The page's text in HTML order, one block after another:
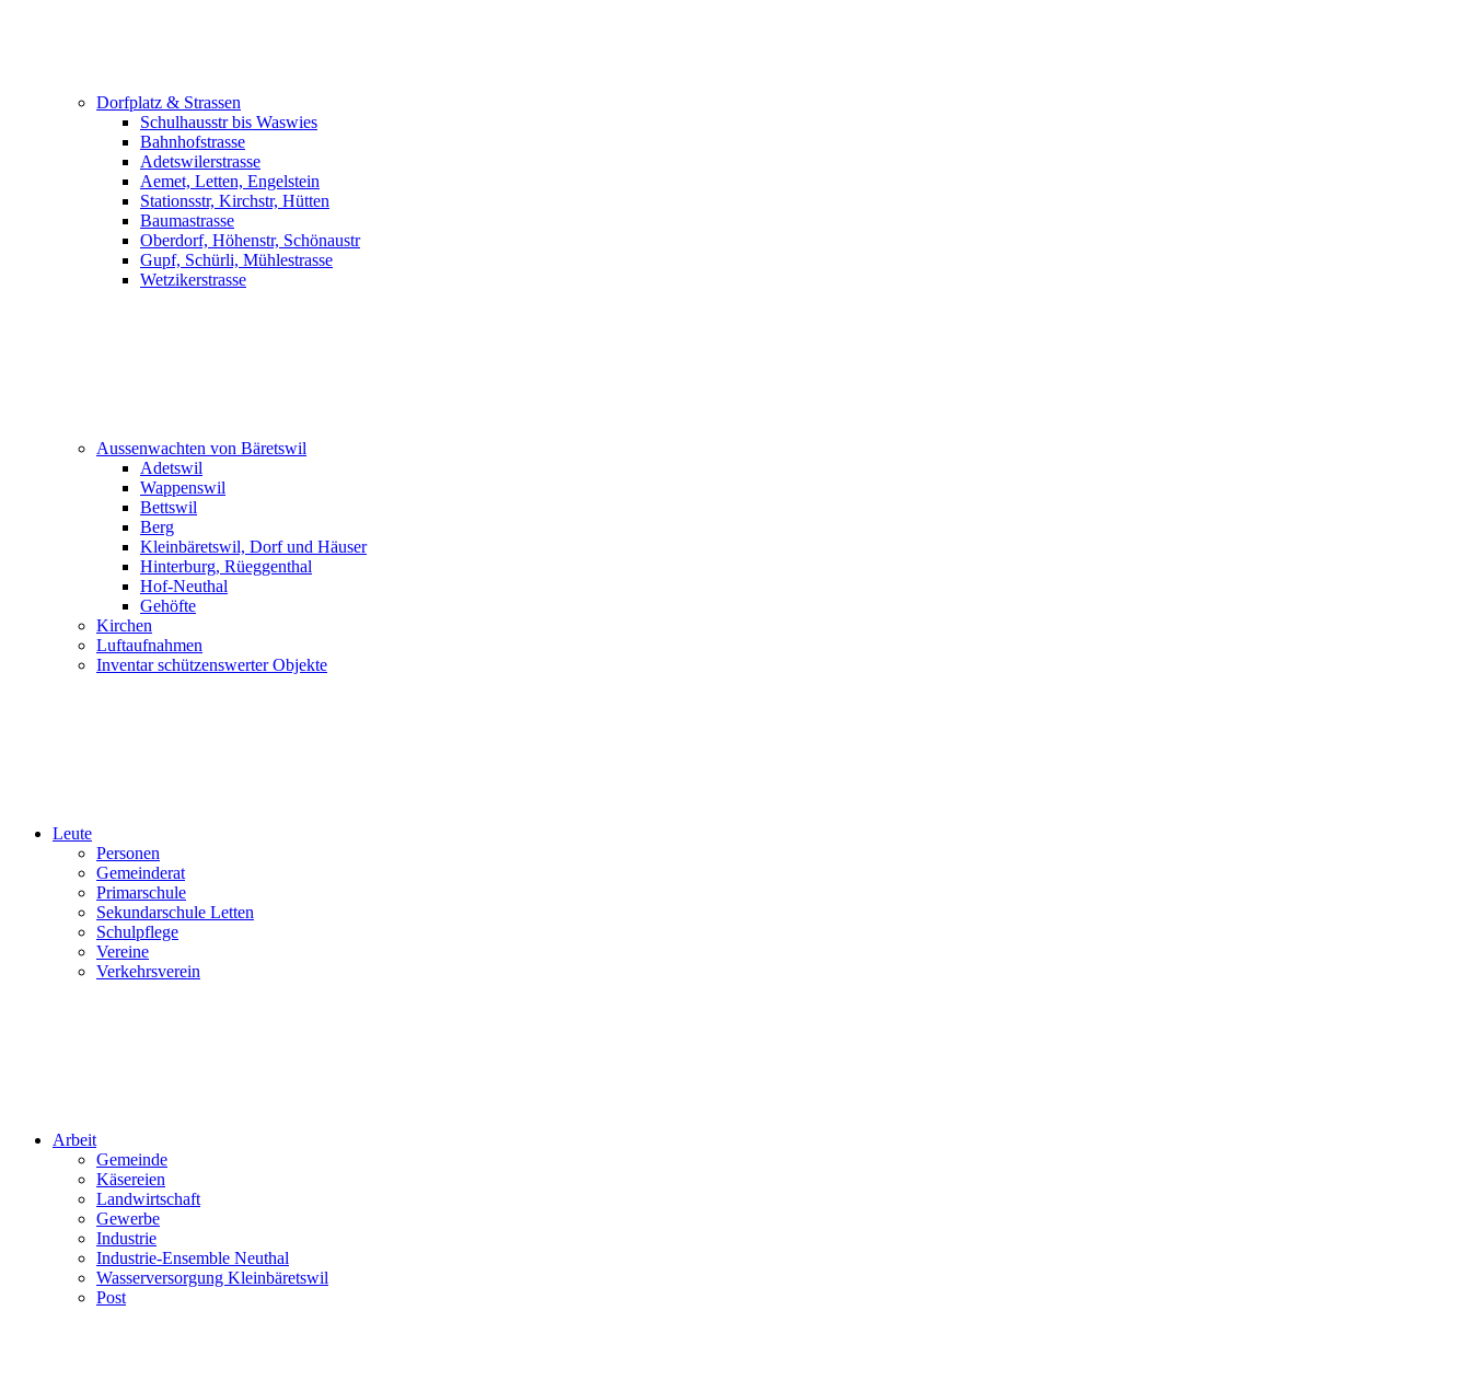
Dorfplatz & Strassen
Schulhausstr bis Waswies
Bahnhofstrasse
Adetswilerstrasse
Aemet, Letten, Engelstein
Stationsstr, Kirchstr, Hütten
Baumastrasse
Oberdorf, Höhenstr, Schönaustr
Gupf, Schürli, Mühlestrasse
Wetzikerstrasse
Aussenwachten von Bäretswil
Adetswil
Wappenswil
Bettswil
Berg
Kleinbäretswil, Dorf und Häuser
Hinterburg, Rüeggenthal
Hof-Neuthal
Gehöfte
Kirchen
Luftaufnahmen
Inventar schützenswerter Objekte
Leute
Personen
Gemeinderat
Primarschule
Sekundarschule Letten
Schulpflege
Vereine
Verkehrsverein
Arbeit
Gemeinde
Käsereien
Landwirtschaft
Gewerbe
Industrie
Industrie-Ensemble Neuthal
Wasserversorgung Kleinbäretswil
Post